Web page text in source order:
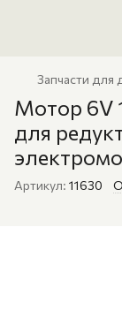
Запчасти для
Мотор 6V
для
Артикул: 11630